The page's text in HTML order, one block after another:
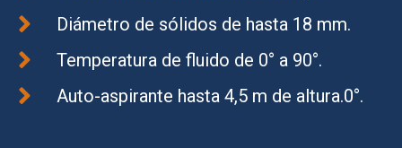
Diámetro de sólidos de hasta 18 mm.
Temperatura de fluido de 0° a 90°.
Auto-aspirante hasta 4,5 m de altura.0°.